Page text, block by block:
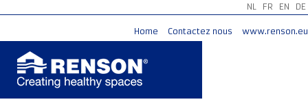
NL FR EN DE
Home Contactez nous www.renson.eu